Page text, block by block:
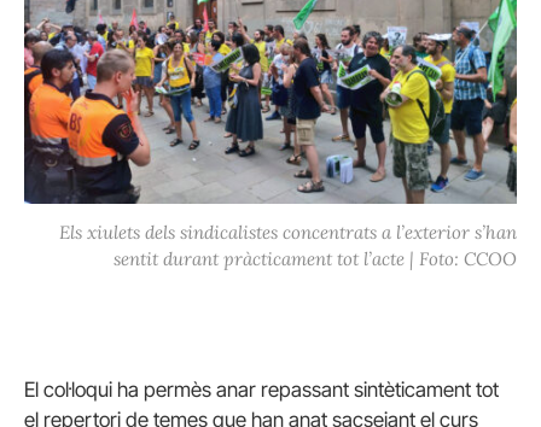
Els xiulets dels sindicalistes concentrats a l’exterior s’han
sentit durant pràcticament tot l’acte | Foto: CCOO
El col·loqui ha permès anar repassant sintèticament tot
el repertori de temes que han anat sacsejant el curs